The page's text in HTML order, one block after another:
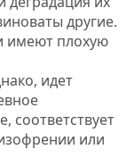
другие.
имеют плохую
идет
соответствует
или